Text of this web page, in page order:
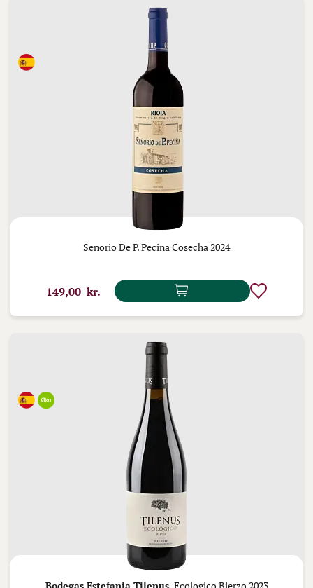
Senorio De P. Pecina Cosecha 2024
149,00 kr.
Bodegas Estefania Tilenus, Ecologico Bierzo 2023